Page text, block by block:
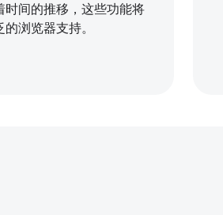
时间的推移，这些功能将
浏览器支持。